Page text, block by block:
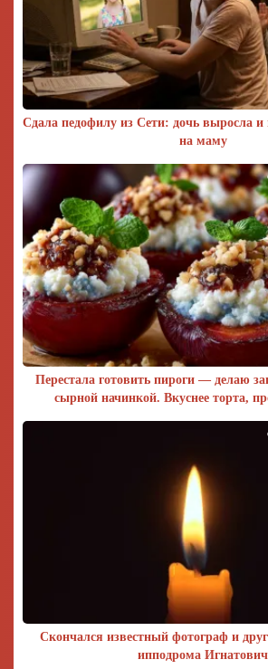
Сдала педофилу из Сети: дочь выросла и
на маму
Перестала готовить пироги — делаю
сырной начинкой. Вкуснее торта,
Скончался известный фотограф и
ипподрома Игнатович